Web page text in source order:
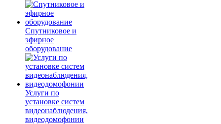
Спутниковое и
эфирное
оборудование
Услуги по
установке систем
видеонаблюдения,
видеодомофонии